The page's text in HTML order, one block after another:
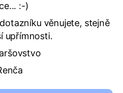
:-)
věnujete, stejně
upřímnosti.